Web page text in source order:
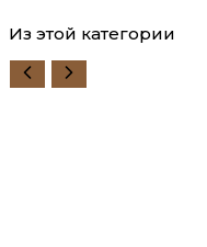
Из этой категории